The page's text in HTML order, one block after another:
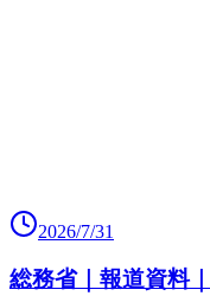
2026/7/31
総務省｜報道資料